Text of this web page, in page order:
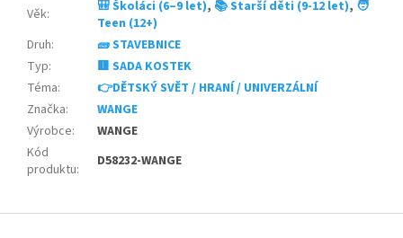
Věk: 🎒 Školáci (6–9 let), 📚 Starší děti (9-12 let), 🧑
Teen (12+)
Druh:
🧱 STAVEBNICE
Typ:
🟨 SADA KOSTEK
Téma:
👉DĚTSKÝ SVĚT / HRANÍ / UNIVERZÁLNÍ
Značka:
WANGE
Výrobce:
WANGE
Kód
produktu: D58232-WANGE